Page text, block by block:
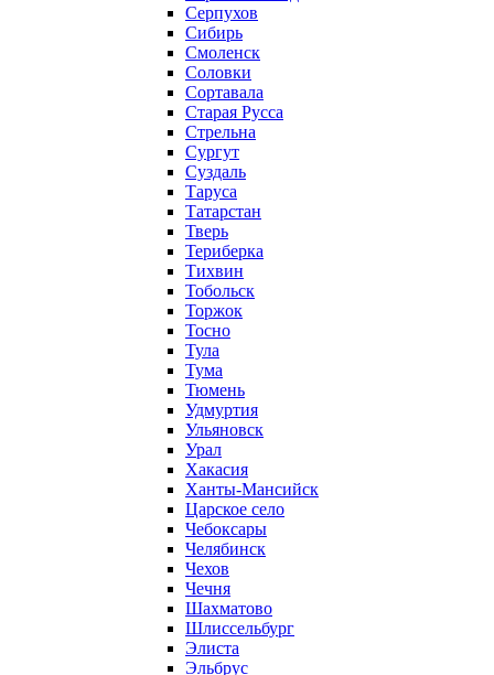
Серпухов
Сибирь
Смоленск
Соловки
Сортавала
Старая Русса
Стрельна
Сургут
Суздаль
Таруса
Татарстан
Тверь
Териберка
Тихвин
Тобольск
Торжок
Тосно
Тула
Тума
Тюмень
Удмуртия
Ульяновск
Урал
Хакасия
Ханты-Мансийск
Царское село
Чебоксары
Челябинск
Чехов
Чечня
Шахматово
Шлиссельбург
Элиста
Эльбрус